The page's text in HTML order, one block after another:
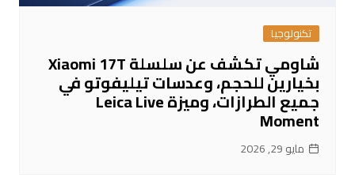
تكنولوجيا
شاومي تكشف عن سلسلة Xiaomi 17T
بخيارين للحجم، وعدسات تيليفوتو في
جميع الطرازات، وميزة Leica Live
Moment
مايو 29, 2026